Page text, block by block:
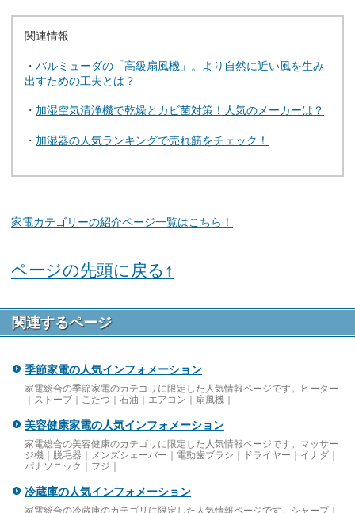
関連情報
・ バルミューダの「高級扇風機」。より自然に近い風を生み
出すための工夫とは？
・ 加湿空気清浄機で乾燥とカビ菌対策！人気のメーカーは？
・ 加湿器の人気ランキングで売れ筋をチェック！
家電カテゴリーの紹介ページ一覧はこちら！
ページの先頭に戻る↑
関連するページ
季節家電の人気インフォメーション
家電総合の季節家電のカテゴリに限定した人気情報ページです。ヒーター
｜ストーブ｜こたつ｜石油｜エアコン｜扇風機｜
美容健康家電の人気インフォメーション
家電総合の美容健康のカテゴリに限定した人気情報ページです。マッサー
ジ機｜脱毛器｜メンズシェーバー｜電動歯ブラシ｜ドライヤー｜イナダ｜
パナソニック｜フジ｜
冷蔵庫の人気インフォメーション
家電総合の冷蔵庫のカテゴリに限定した人気情報ページです。シャープ｜